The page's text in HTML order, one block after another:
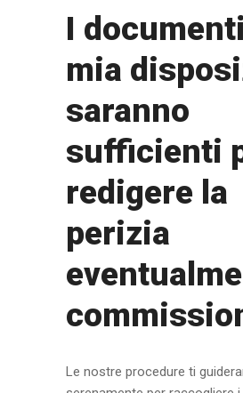
I
mia
saranno
sufficienti
redigere la
perizia
Le nostre procedure ti